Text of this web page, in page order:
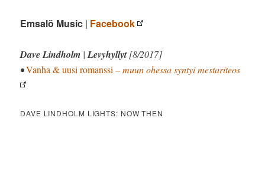
Emsalö Music | Facebook
Dave Lindholm |Levyhyllyt[8/2017]
•Vanha & uusi romanssi – muun ohessa syntyi mestariteos
DAVE LINDHOLM LIGHTS: NOW THEN